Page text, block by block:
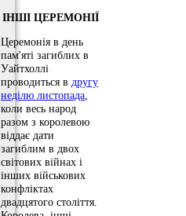
ІНШІ ЦЕРЕМОНІЇ
Церемонія в день
пам'яті загиблих в
Уайтхоллі
проводиться в другу
неділю листопада
коли весь народ
разом з королевою
віддає дати
загиблим в двох
світових війнах і
інших військових
конфліктах
двадцятого століття.